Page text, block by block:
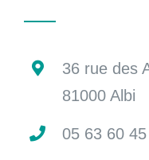
36 rue des
81000 Albi
05 63 60